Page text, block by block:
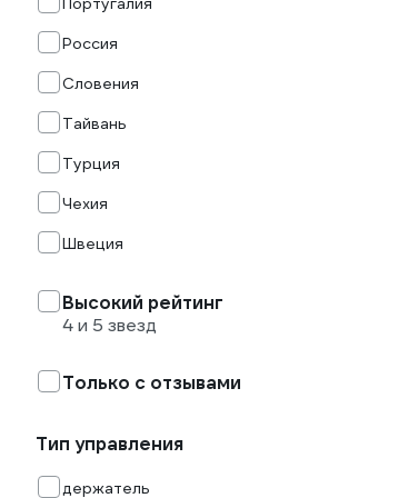
Россия
Словения
Тайвань
Турция
Чехия
Швеция
Высокий рейтинг
4 и 5 звезд
Только с отзывами
Тип управления
держатель